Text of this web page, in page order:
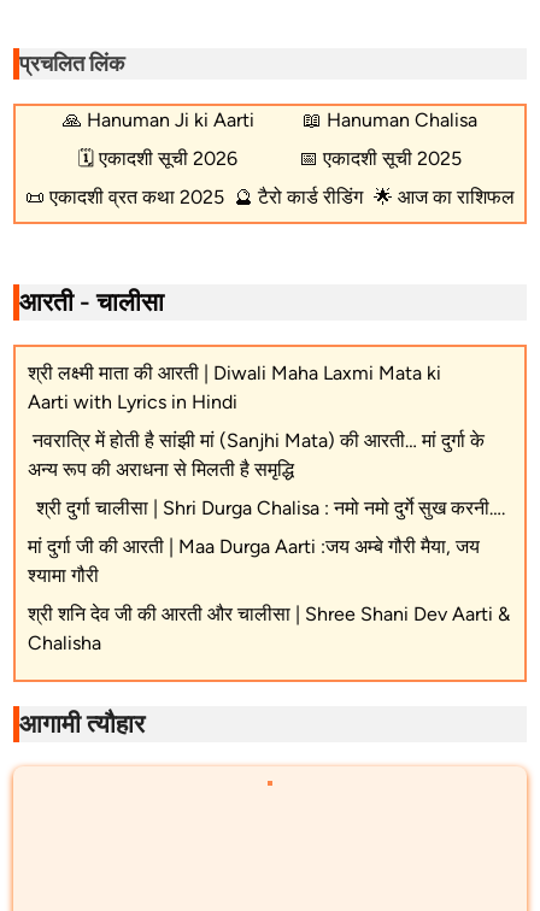
प्रचलित लिंक
🙏 Hanuman Ji ki Aarti 📖 Hanuman Chalisa
🗓️ एकादशी सूची 2026 📅 एकादशी सूची 2025
📜 एकादशी व्रत कथा 2025 🔮 टैरो कार्ड रीडिंग 🌟 आज का राशिफल
आरती - चालीसा
श्री लक्ष्मी माता की आरती | Diwali Maha Laxmi Mata ki
Aarti with Lyrics in Hindi
नवरात्रि में होती है सांझी मां (Sanjhi Mata) की आरती… मां दुर्गा के
अन्य रूप की अराधना से मिलती है समृद्धि
श्री दुर्गा चालीसा | Shri Durga Chalisa : नमो नमो दुर्गे सुख करनी….
मां दुर्गा जी की आरती | Maa Durga Aarti :जय अम्बे गौरी मैया, जय
श्यामा गौरी
श्री शनि देव जी की आरती और चालीसा | Shree Shani Dev Aarti &
Chalisha
आगामी त्यौहार